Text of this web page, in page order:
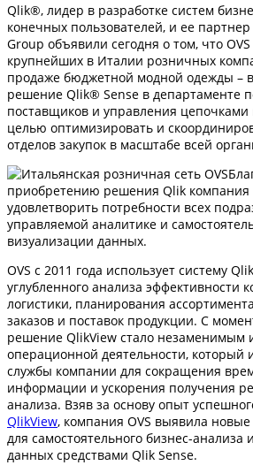
Qlik®, лидер в разработке систем
конечных пользователей, и ее
Group объявили сегодня о том, что
крупнейших в Италии розничных
продаже бюджетной модной одежды –
решение Qlik® Sense в департаменте
поставщиков и управления цепочками
целью оптимизировать и
отделов закупок в масштабе всей
приобретению решения Qlik компания
удовлетворить потребности всех
управляемой аналитике и
визуализации данных.
OVS с 2011 года использует систему
углубленного анализа эффективности
логистики, планирования
заказов и поставок продукции. С
решение QlikView стало незаменимым
операционной деятельности, который
службы компании для сокращения
информации и ускорения получения
анализа. Взяв за основу опыт
QlikView, компания OVS выявила
для самостоятельного бизнес-анализа
данных средствами Qlik Sense.